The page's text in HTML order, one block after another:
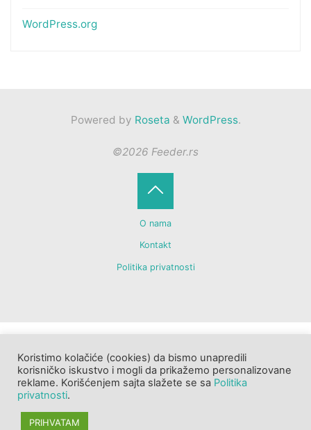
WordPress.org
Powered by Roseta & WordPress.
©2026 Feeder.rs
O nama
Kontakt
Politika privatnosti
Back
to
Koristimo kolačiće (cookies) da bismo unapredili
korisničko iskustvo i mogli da prikažemo personalizovane
reklame. Korišćenjem sajta slažete se sa Politika
privatnosti.
PRIHVATAM